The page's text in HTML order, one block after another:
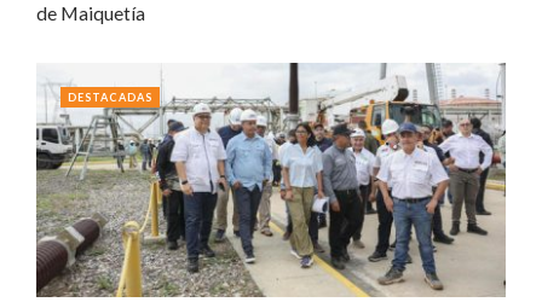
de Maiquetía
DESTACADAS